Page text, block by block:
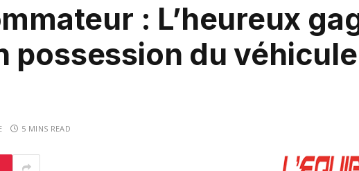
: L’heureux
possession du
5 MINS READ